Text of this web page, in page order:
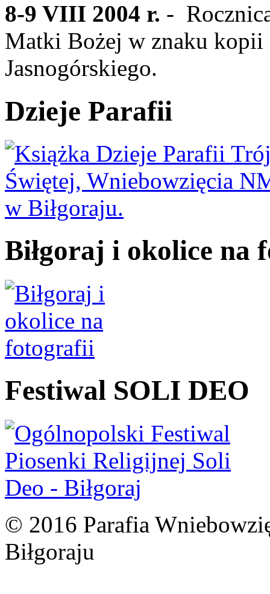
8-9 VIII 2004 r. -
Matki Bożej w znaku kopii
Jasnogórskiego.
Dzieje Parafii
Biłgoraj i okolice na
Festiwal SOLI DEO
© 2016 Parafia
Biłgoraju